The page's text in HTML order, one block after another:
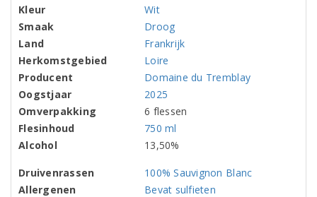
Kleur
Wit
Smaak
Droog
Land
Frankrijk
Herkomstgebied
Loire
Producent
Domaine du Tremblay
Oogstjaar
2025
Omverpakking
6 flessen
Flesinhoud
750 ml
Alcohol
13,50%
Druivenrassen
100% Sauvignon Blanc
Allergenen
Bevat sulfieten